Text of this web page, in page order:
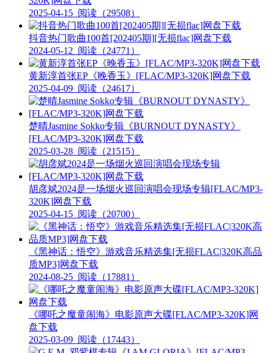
2025-04-15 阅读（29508）
抖音热门歌曲100首[202405期][无损flac]网盘下载
2024-05-12 阅读（24771）
黄新淳首张EP《晚香玉》[FLAC/MP3-320K]网盘下载
2025-04-09 阅读（24617）
楚晴Jasmine Sokko专辑《BURNOUT DYNASTY》
[FLAC/MP3-320K]网盘下载
2025-03-28 阅读（21515）
胡彦斌2024是一场烟火巡回演唱会现场专辑[FLAC/MP3-
320K]网盘下载
2025-04-15 阅读（20700）
《黑神话：悟空》游戏音乐精选集[无损FLAC|320K高品
质MP3]网盘下载
2024-08-25 阅读（17881）
《哪吒之魔童闹海》电影原声大碟[FLAC/MP3-320K]网
盘下载
2025-03-09 阅读（17443）